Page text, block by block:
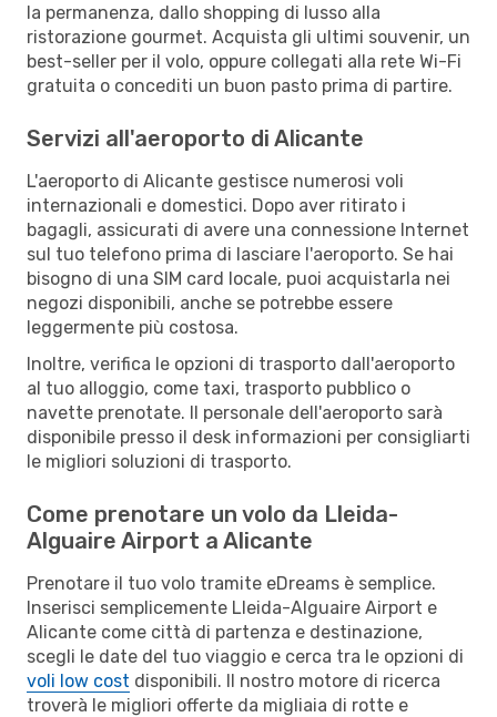
la permanenza, dallo shopping di lusso alla
ristorazione gourmet. Acquista gli ultimi souvenir, un
best-seller per il volo, oppure collegati alla rete Wi-Fi
gratuita o concediti un buon pasto prima di partire.
Servizi all'aeroporto di Alicante
L'aeroporto di Alicante gestisce numerosi voli
internazionali e domestici. Dopo aver ritirato i
bagagli, assicurati di avere una connessione Internet
sul tuo telefono prima di lasciare l'aeroporto. Se hai
bisogno di una SIM card locale, puoi acquistarla nei
negozi disponibili, anche se potrebbe essere
leggermente più costosa.
Inoltre, verifica le opzioni di trasporto dall'aeroporto
al tuo alloggio, come taxi, trasporto pubblico o
navette prenotate. Il personale dell'aeroporto sarà
disponibile presso il desk informazioni per consigliarti
le migliori soluzioni di trasporto.
Come prenotare un volo da Lleida-
Alguaire Airport a Alicante
Prenotare il tuo volo tramite eDreams è semplice.
Inserisci semplicemente Lleida-Alguaire Airport e
Alicante come città di partenza e destinazione,
scegli le date del tuo viaggio e cerca tra le opzioni di
voli low cost disponibili. Il nostro motore di ricerca
troverà le migliori offerte da migliaia di rotte e